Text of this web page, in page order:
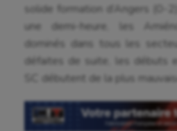
solide formation d’Angers (0-
une demi-heure, les
dominés dans tous les
défaites de suite, les débuts
SC débutent de la plus